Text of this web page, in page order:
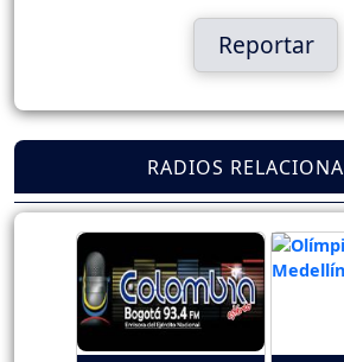
Reportar
RADIOS